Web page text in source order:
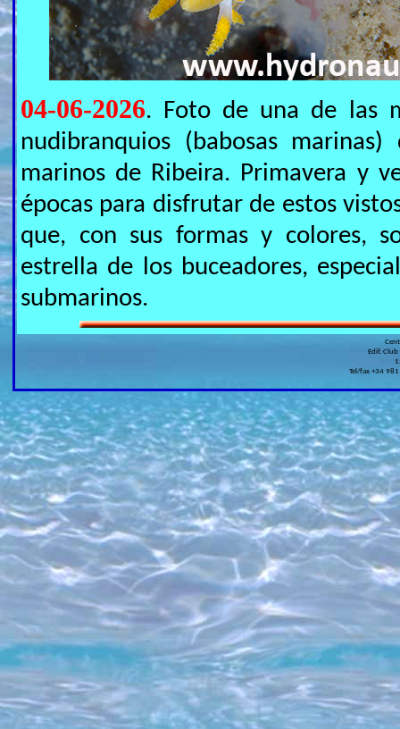
04-06-2026. Foto de una de las
nudibranquios (babosas
marinos de Ribeira. Primavera y
épocas para disfrutar de estos
que, con sus formas y colores,
estrella de los buceadores,
submarinos.
Edif.